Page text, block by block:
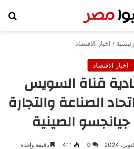
/ اخبار الاقتصاد
اخبار الاقتصاد
قناة السويس
الصناعة والتجارة
الصينية
0
411 دقيقة واحدة